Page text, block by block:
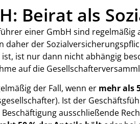
Beirat als
einer GmbH sind
daher der
ist nur dann nicht abhängig
auf die
der Fall, wenn er mehr als
Ist der
ausschließende